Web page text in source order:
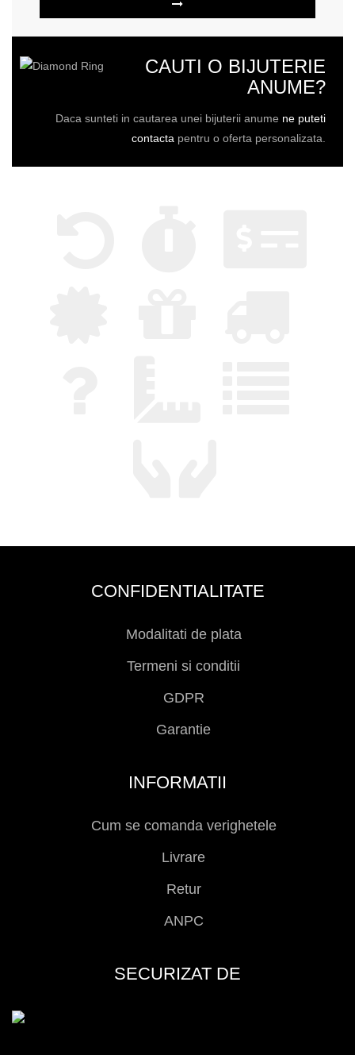
CAUTI O BIJUTERIE
ANUME?
Daca sunteti in cautarea unei bijuterii anume ne puteti
contacta pentru o oferta personalizata.
CONFIDENTIALITATE
Modalitati de plata
Termeni si conditii
GDPR
Garantie
INFORMATII
Cum se comanda verighetele
Livrare
Retur
ANPC
SECURIZAT DE